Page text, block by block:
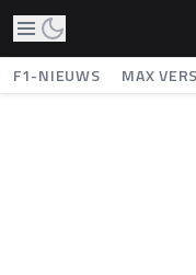
F1-NIEUWS MAX